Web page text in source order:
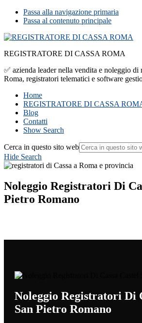
Passa alla navigazione primaria
Passa al contenuto principale
REGISTRATORE DI CASSA ROMA
✅ azienda leader nella vendita e noleggio di
Roma, registratori telematici e software
Home
REGISTRATORE DI CASSA
Blog
Contatti
Show Search
Cerca in questo sito web
Hide Search
Noleggio Registratori Di
Pietro Romano
Noleggio Registratori Di
San Pietro Romano